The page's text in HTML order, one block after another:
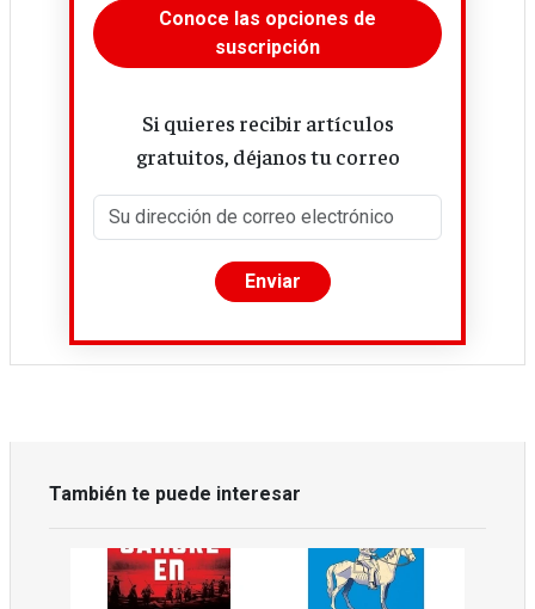
Conoce las opciones de
suscripción
Si quieres recibir artículos
gratuitos, déjanos tu correo
También te puede interesar